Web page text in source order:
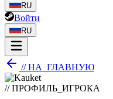
RU
Войти
RU
// НА_ГЛАВНУЮ
// ПРОФИЛЬ_ИГРОКА